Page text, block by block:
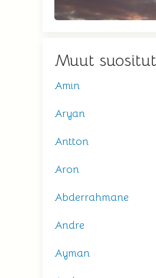
Muut
Amin
Aryan
Antton
Aron
Abderrahmane
Andre
Ayman